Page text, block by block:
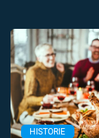
HISTORIE